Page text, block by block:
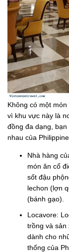
Không có một
vì khu vực này là
đồng đa dạng,
nhau của
Nhà hàng
món ăn cổ
sốt đậu
lechon (lợn
(bánh gạo).
Locavore:
trồng và sản
dành cho
thống của